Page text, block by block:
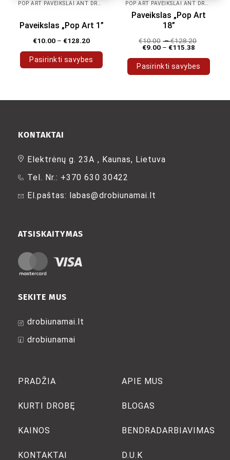
Paveikslas „Pop Art 1”
€10.00 – €128.20
Pasirinkti savybes
options
be
on
the
Paveikslas „Pop Art
18”
€10.00 –€128.20
€9.00 – €115.38
Pasirinkti savybes
has
PRADŽIA
KURTI DROBĘ
KAINOS
KONTAKTAI
APIE MUS
BLOGAS
BENDRADARBIAVIMAS
D.U.K
SEKITE MUS
drobiunamai.lt
drobiunamai
ATSISKAITYMAS
KONTAKTAI
Elektrėnų g. 23A , Kaunas, Lietuva
Tel. Nr.: +370 630 30422
El.paštas: labas@drobiunamai.lt